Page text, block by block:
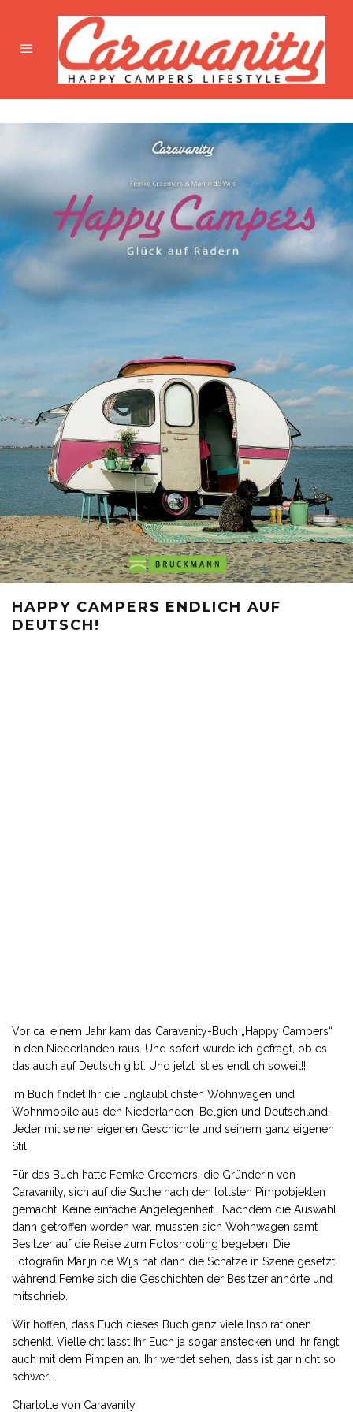
HAPPY CAMPERS ENDLICH AUF
DEUTSCH!
Vor ca. einem Jahr kam das Caravanity-Buch „Happy Campers“
in den Niederlanden raus. Und sofort wurde ich gefragt, ob es
das auch auf Deutsch gibt. Und jetzt ist es endlich soweit!!!
Im Buch findet Ihr die unglaublichsten Wohnwagen und
Wohnmobile aus den Niederlanden, Belgien und Deutschland.
Jeder mit seiner eigenen Geschichte und seinem ganz eigenen
Stil.
Für das Buch hatte Femke Creemers, die Gründerin von
Caravanity, sich auf die Suche nach den tollsten Pimpobjekten
gemacht. Keine einfache Angelegenheit… Nachdem die Auswahl
dann getroffen worden war, mussten sich Wohnwagen samt
Besitzer auf die Reise zum Fotoshooting begeben. Die
Fotografin Marijn de Wijs hat dann die Schätze in Szene gesetzt,
während Femke sich die Geschichten der Besitzer anhörte und
mitschrieb.
Wir hoffen, dass Euch dieses Buch ganz viele Inspirationen
schenkt. Vielleicht lasst Ihr Euch ja sogar anstecken und Ihr fangt
auch mit dem Pimpen an. Ihr werdet sehen, dass ist gar nicht so
schwer…
Charlotte von Caravanity